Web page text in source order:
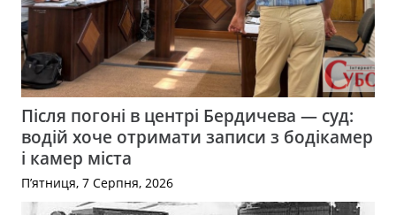
Після погоні в центрі Бердичева — суд:
водій хоче отримати записи з бодікамер
і камер міста
П’ятниця, 7 Серпня, 2026